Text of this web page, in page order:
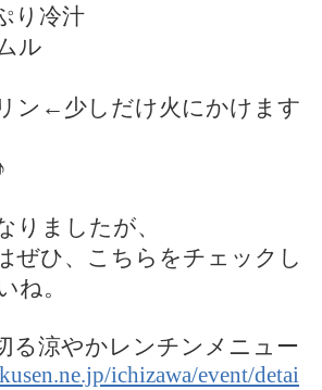
り冷汁
ル
ン←少しだけ火にかけます
りましたが、
ぜひ、こちらをチェックし
ね。
る涼やかレンチンメニュー
ichizawa/event/detai